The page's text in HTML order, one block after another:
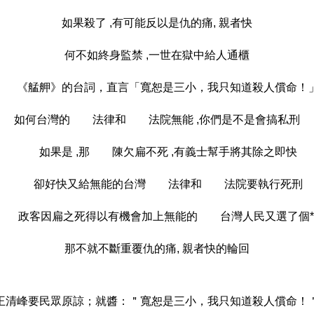
如果殺了 ,有可能反以是仇的痛, 親者快
何不如終身監禁 ,一世在獄中給人通櫃
《艋舺》的台詞，直言「寬恕是三小，我只知道殺人償命！」
如何台灣的 法律和 法院無能 ,你們是不是會搞私刑
如果是 ,那 陳欠扁不死 ,有義士幫手將其除之即快
卻好快又給無能的台灣 法律和 法院要執行死刑
政客因扁之死得以有機會加上無能的 台灣人民又選了個
那不就不斷重覆仇的痛, 親者快的輪回
清峰要民眾原諒；就醬：＂寬恕是三小，我只知道殺人償命！